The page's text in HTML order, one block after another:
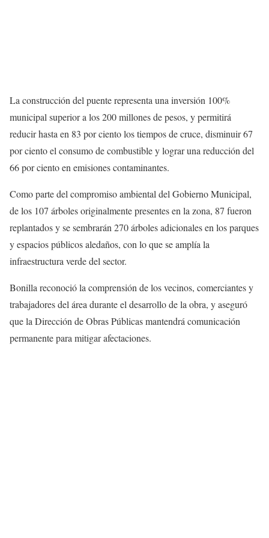
La construcción del puente representa una inversión 100%
municipal superior a los 200 millones de pesos, y permitirá
reducir hasta en 83 por ciento los tiempos de cruce, disminuir 67
por ciento el consumo de combustible y lograr una reducción del
66 por ciento en emisiones contaminantes.
Como parte del compromiso ambiental del Gobierno Municipal,
de los 107 árboles originalmente presentes en la zona, 87 fueron
replantados y se sembrarán 270 árboles adicionales en los parques
y espacios públicos aledaños, con lo que se amplía la
infraestructura verde del sector.
Bonilla reconoció la comprensión de los vecinos, comerciantes y
trabajadores del área durante el desarrollo de la obra, y aseguró
que la Dirección de Obras Públicas mantendrá comunicación
permanente para mitigar afectaciones.